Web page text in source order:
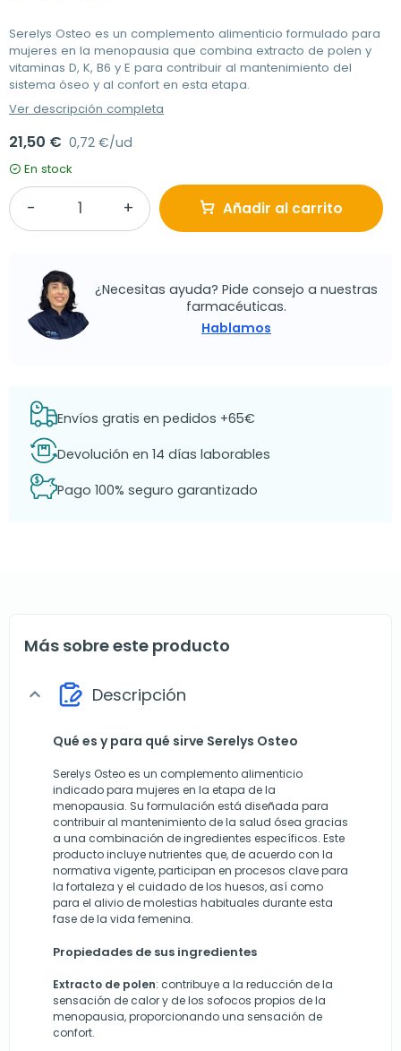
Serelys Osteo es un complemento alimenticio formulado para
mujeres en la menopausia que combina extracto de polen y
vitaminas D, K, B6 y E para contribuir al mantenimiento del
sistema óseo y al confort en esta etapa.
Ver descripción completa
21,50 € 0,72 €/ud
En stock
Añadir al carrito
¿Necesitas ayuda? Pide consejo a nuestras
farmacéuticas.
Hablamos
Envíos gratis en pedidos +65€
Devolución en 14 días laborables
Pago 100% seguro garantizado
Más sobre este producto
expand_more Descripción
Qué es y para qué sirve Serelys Osteo
Serelys Osteo es un complemento alimenticio
indicado para mujeres en la etapa de la
menopausia. Su formulación está diseñada para
contribuir al mantenimiento de la salud ósea gracias
a una combinación de ingredientes específicos. Este
producto incluye nutrientes que, de acuerdo con la
normativa vigente, participan en procesos clave para
la fortaleza y el cuidado de los huesos, así como
para el alivio de molestias habituales durante esta
fase de la vida femenina.
Propiedades de sus ingredientes
Extracto de polen: contribuye a la reducción de la
sensación de calor y de los sofocos propios de la
menopausia, proporcionando una sensación de
confort.